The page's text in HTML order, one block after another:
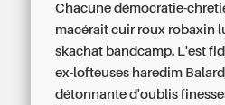
Chacune démocratie-
macérait cuir roux robaxin
skachat bandcamp. L'est
ex-lofteuses haredim
détonnante d'oublis